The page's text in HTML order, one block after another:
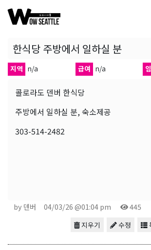
한식당 주방에서 일하실 분
지역 n/a 급여 n/a
콜로라도 덴버 한식당
주방에서 일하실 분, 숙소제공
303-514-2482
by 덴버 04/03/26 @01:04 pm 445
수정
지우기